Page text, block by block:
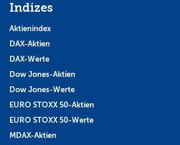
Indizes
Aktienindex
DAX-Aktien
DAX-Werte
Dow Jones-Aktien
Dow Jones-Werte
EURO STOXX 50-Aktien
EURO STOXX 50-Werte
MDAX-Aktien